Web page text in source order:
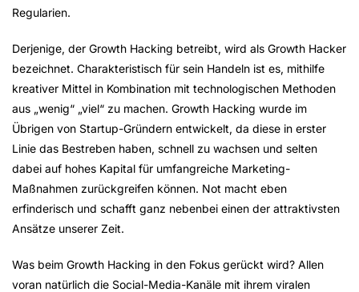
Regularien.
Derjenige, der Growth Hacking betreibt, wird als Growth Hacker
bezeichnet. Charakteristisch für sein Handeln ist es, mithilfe
kreativer Mittel in Kombination mit technologischen Methoden
aus „wenig“ „viel“ zu machen. Growth Hacking wurde im
Übrigen von Startup-Gründern entwickelt, da diese in erster
Linie das Bestreben haben, schnell zu wachsen und selten
dabei auf hohes Kapital für umfangreiche Marketing-
Maßnahmen zurückgreifen können. Not macht eben
erfinderisch und schafft ganz nebenbei einen der attraktivsten
Ansätze unserer Zeit.
Was beim Growth Hacking in den Fokus gerückt wird? Allen
voran natürlich die Social-Media-Kanäle mit ihrem viralen